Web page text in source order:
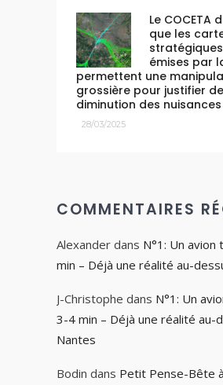
Le COCETA
que les
émises par
permettent une
grossière pour justifier
diminution des
28/03/2025
COMMENTAIRES
Alexanderdans N°1: Un
min – Déjà une réalité au-
J-Christophe dans N°1: Un
3-4 min – Déjà une réalité au-
Nantes
Bodin dans Petit Pense-Bête